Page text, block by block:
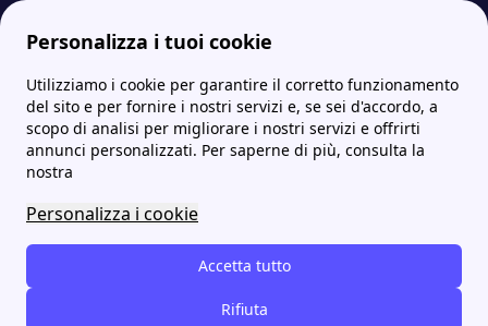
Personalizza i tuoi cookie
Utilizziamo i cookie per garantire il corretto funzionamento
del sito e per fornire i nostri servizi e, se sei d'accordo, a
scopo di analisi per migliorare i nostri servizi e offrirti
annunci personalizzati. Per saperne di più, consulta la
nostra
Personalizza i cookie
Accetta tutto
Rifiuta
Papernest.it MoreHera Guida alla voltura con Hera: come farla e quali tariffe scegliere
Guida alla voltura con
Hera: come farla e quali
tariffe scegliere
Se hai una fornitura attiva con Hera e vuoi
cambiare l'intestatario, puoi richiedere la